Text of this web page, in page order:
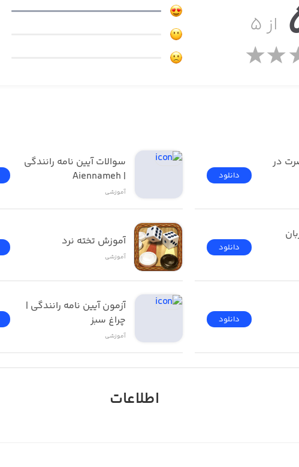
جستجو کنید. در بعضی از اتاق‌ها با موجودات بامزه‌ای روبه‌رو
از ۵
دانلود
دانلود
دانلود
| Aiennameh
آموزشی
آموزش تخته نرد
آموزشی
چراغ سبز
آموزشی
اطلاعات